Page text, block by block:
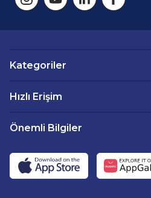
Kategoriler
Hızlı Erişim
Önemli Bilgiler